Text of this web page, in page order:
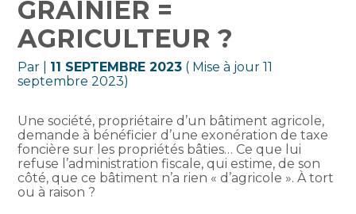
GRAINIER =
AGRICULTEUR ?
Par 11 SEPTEMBRE 2023 ( Mise à jour 11
septembre 2023)
Une société, propriétaire d’un bâtiment agricole,
demande à bénéficier d’une exonération de taxe
foncière sur les propriétés bâties… Ce que lui
refuse l’administration fiscale, qui estime, de son
côté, que ce bâtiment n’a rien « d’agricole ». À tort
ou à raison ?